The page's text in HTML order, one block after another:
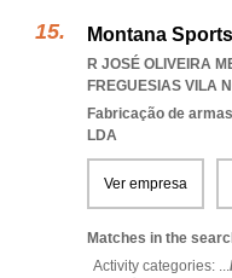
Montana
R JOSÉ OLIVEIRA
FREGUESIAS VILA
Fabricação de
LDA
Ver empresa
Matches in the
Activity categories: ...